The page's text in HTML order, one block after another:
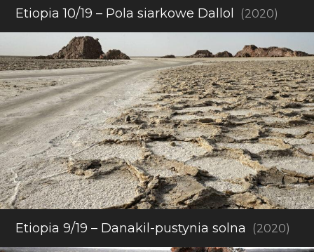
Etiopia 10/19 – Pola siarkowe Dallol (2020)
Etiopia 9/19 – Danakil-pustynia solna (2020)